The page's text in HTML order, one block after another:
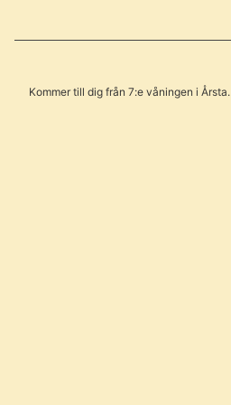
Kommer till dig från 7:e våningen i Årsta.